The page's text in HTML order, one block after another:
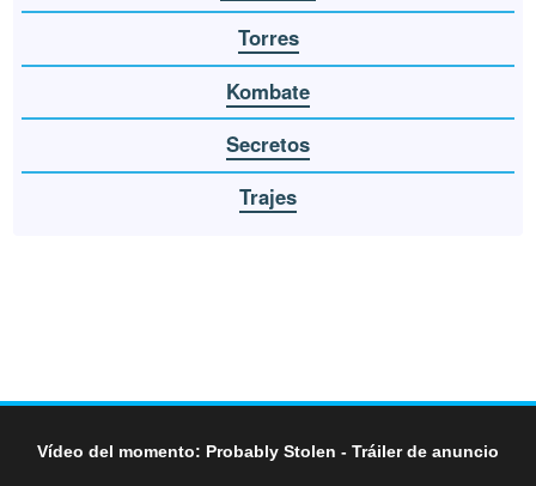
Torres
Kombate
Secretos
Trajes
Vídeo del momento: Probably Stolen - Tráiler de anuncio